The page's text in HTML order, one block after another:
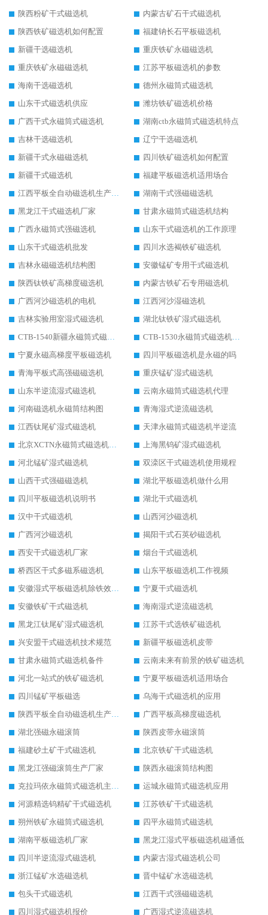
陕西粉矿干式磁选机
内蒙古矿石干式磁选机
陕西铁矿磁选机如何配置
福建钠长石平板磁选机
新疆干选磁选机
重庆铁矿永磁磁选机
重庆铁矿永磁磁选机
江苏平板磁选机的参数
海南干选磁选机
德州永磁筒式磁选机
山东干式磁选机供应
潍坊铁矿磁选机价格
广西干式永磁筒式磁选机
湖南ctb永磁筒式磁选机特点
吉林干选磁选机
辽宁干选磁选机
新疆干式永磁磁选机
四川铁矿磁选机如何配置
新疆干式磁选机
福建平板磁选机适用场合
江西平板全自动磁选机生产厂家
湖南干式强磁磁选机
黑龙江干式磁选机厂家
甘肃永磁筒式磁选机结构
广西永磁筒式强磁选机
山东干式磁选机的工作原理
山东干式磁选机批发
四川水选褐铁矿磁选机
吉林永磁磁选机结构图
安徽锰矿专用干式磁选机
陕西钛铁矿高梯度磁选机
内蒙古铁矿石专用磁选机
广西河沙磁选机的电机
江西河沙湿磁选机
吉林实验用室湿式磁选机
湖北钛铁矿湿式磁选机
CTB-1540新疆永磁筒式磁选机
CTB-1530永磁筒式磁选机代理商
宁夏永磁高梯度平板磁选机
四川平板磁选机是永磁的吗
青海平板式高强磁磁选机
重庆锰矿湿式磁选机
山东半逆流湿式磁选机
云南永磁筒式磁选机代理
河南磁选机永磁筒结构图
青海湿式逆流磁选机
江西钛尾矿湿式磁选机
天津永磁筒式磁选机半逆流
北京XCTN永磁筒式磁选机磁块位置
上海黑钨矿湿式磁选机
河北锰矿湿式磁选机
双滦区干式磁选机使用规程
山西干式强磁磁选机
湖北平板磁选机做什么用
四川平板磁选机说明书
湖北干式磁选机
汉中干式磁选机
山西河沙磁选机
广西河沙磁选机
揭阳干式石英砂磁选机
西安干式磁选机厂家
烟台干式磁选机
桥西区干式多磁系磁选机
山东平板磁选机工作视频
安徽湿式平板磁选机除铁效果怎么样
宁夏干式磁选机
安徽铁矿干式磁选机
海南湿式逆流磁选机
黑龙江钛尾矿湿式磁选机
江苏干式选铁矿磁选机
兴安盟干式磁选机技术规范
新疆平板磁选机皮带
甘肃永磁筒式磁选机备件
云南未来有前景的铁矿磁选机
河北一站式的铁矿磁选机
宁夏平板磁选机适用场合
四川锰矿平板磁选
乌海干式磁选机的应用
陕西平板全自动磁选机生产厂家
广西平板高梯度磁选机
湖北强磁永磁滚筒
陕西皮带永磁滚筒
福建砂土矿干式磁选机
北京铁矿干式磁选机
黑龙江强磁滚筒生产厂家
陕西永磁滚筒结构图
克拉玛依永磁筒式磁选机主要技术参数
运城永磁筒式磁选机应用
河源精选钨精矿干式磁选机
江苏铁矿干式磁选机
朔州铁矿永磁筒式磁选机
四平永磁筒式磁选机
湖南平板磁选机厂家
黑龙江湿式平板磁选机磁通低
四川半逆流湿式磁选机
内蒙古湿式磁选机公司
浙江锰矿水选磁选机
晋中锰矿水选磁选机
包头干式磁选机
江西干式强磁磁选机
四川湿式磁选机报价
广西湿式逆流磁选机